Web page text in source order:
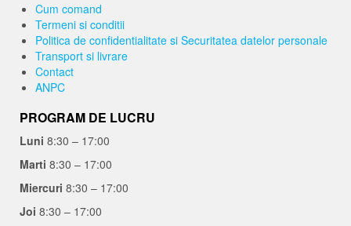
Cum comand
Termeni si conditii
Politica de confidentialitate si Securitatea datelor personale
Transport si livrare
Contact
ANPC
PROGRAM DE LUCRU
Luni 8:30 – 17:00
Marti 8:30 – 17:00
Miercuri 8:30 – 17:00
Joi 8:30 – 17:00